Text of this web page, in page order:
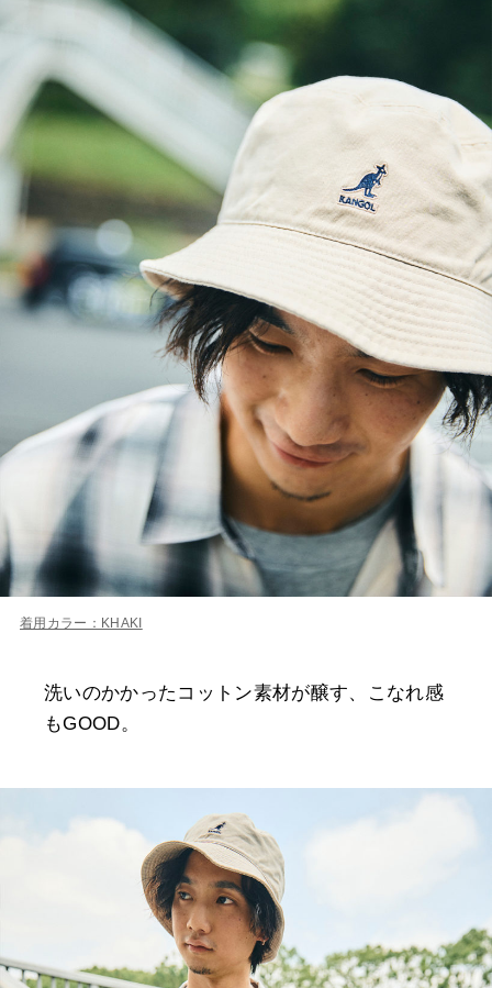
着用カラー：KHAKI
洗いのかかったコットン素材が醸す、こなれ感
もGOOD。